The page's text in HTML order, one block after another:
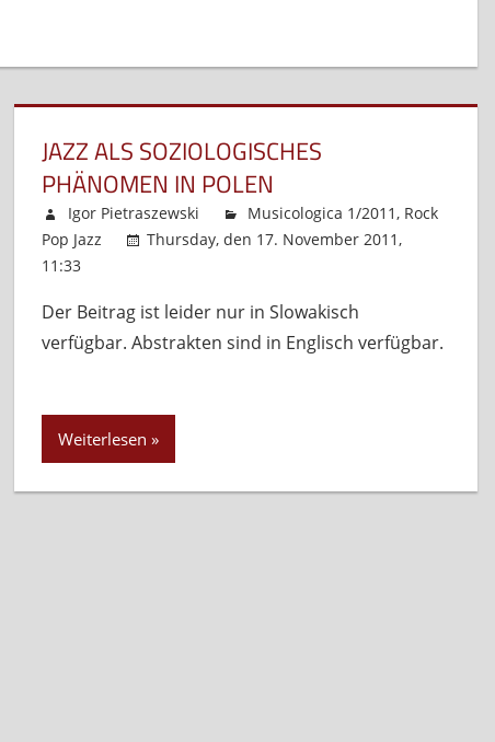
JAZZ ALS SOZIOLOGISCHES
PHÄNOMEN IN POLEN
Igor Pietraszewski Musicologica 1/2011, Rock
Pop Jazz
Thursday, den 17. November 2011,
11:33
als
soziologisches
Der Beitrag ist leider nur in Slowakisch
verfügbar. Abstrakten sind in Englisch verfügbar.
Weiterlesen